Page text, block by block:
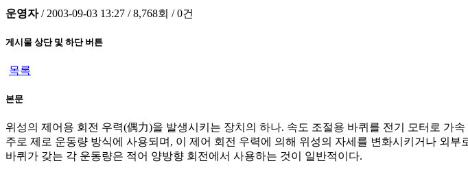
운영자 / 2003-09-03 13:27 / 8,768회 / 0건
게시물 상단 및 하단 버튼
목록
본문
위성의 제어용 회전 우력(偶力)을 발생시키는 장치의 하나. 속도 조절용 바퀴를 전기 모터로 가
주로 제로 운동량 방식에 사용되며, 이 제어 회전 우력에 의해 위성의 자세를 변화시키거나 외
바퀴가 갖는 각 운동량은 적어 양방향 회전에서 사용하는 것이 일반적이다.